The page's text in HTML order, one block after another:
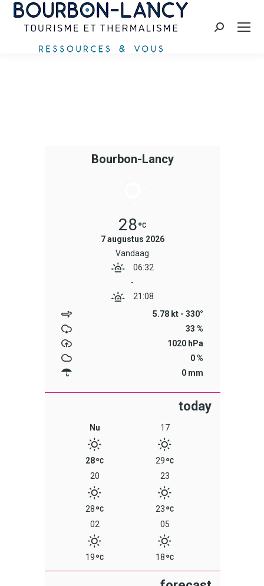
Zoeken:
Bourbon-Lancy
28
7 augustus 2026
Vandaag
06:32
-
21:08
5.78 kt - 330°
33 %
1020 hPa
0 %
0 mm
Nu
28
17
29
20
28
23
23
02
19
05
18